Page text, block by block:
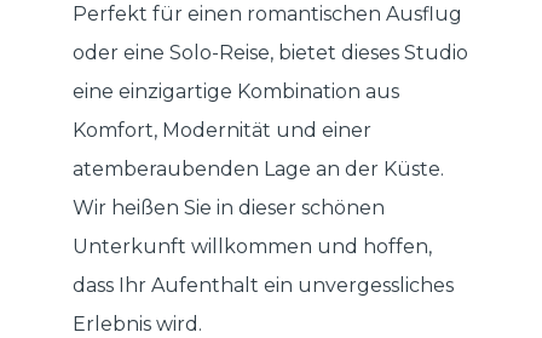
Perfekt für einen romantischen Ausflug
oder eine Solo-Reise, bietet dieses Studio
eine einzigartige Kombination aus
Komfort, Modernität und einer
atemberaubenden Lage an der Küste.
Wir heißen Sie in dieser schönen
Unterkunft willkommen und hoffen,
dass Ihr Aufenthalt ein unvergessliches
Erlebnis wird.